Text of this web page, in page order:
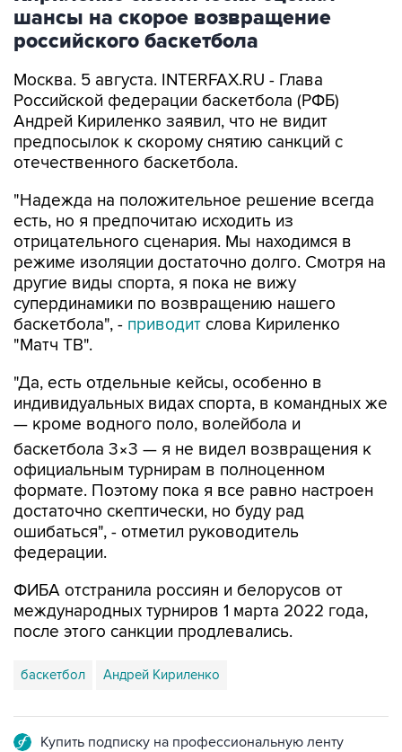
шансы на скорое возвращение
российского баскетбола
Москва. 5 августа. INTERFAX.RU - Глава
Российской федерации баскетбола (РФБ)
Андрей Кириленко заявил, что не видит
предпосылок к скорому снятию санкций с
отечественного баскетбола.
"Надежда на положительное решение всегда
есть, но я предпочитаю исходить из
отрицательного сценария. Мы находимся в
режиме изоляции достаточно долго. Смотря на
другие виды спорта, я пока не вижу
супердинамики по возвращению нашего
баскетбола", - приводит слова Кириленко
"Матч ТВ".
"Да, есть отдельные кейсы, особенно в
индивидуальных видах спорта, в командных же
— кроме водного поло, волейбола и
баскетбола 3×3 — я не видел возвращения к
официальным турнирам в полноценном
формате. Поэтому пока я все равно настроен
достаточно скептически, но буду рад
ошибаться", - отметил руководитель
федерации.
ФИБА отстранила россиян и белорусов от
международных турниров 1 марта 2022 года,
после этого санкции продлевались.
баскетбол Андрей Кириленко
Купить подписку на профессиональную ленту